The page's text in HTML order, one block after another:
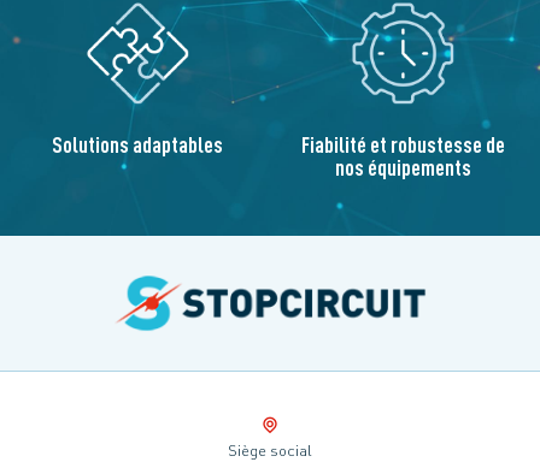
Solutions adaptables Fiabilité et robustesse de
nos équipements
Siège social